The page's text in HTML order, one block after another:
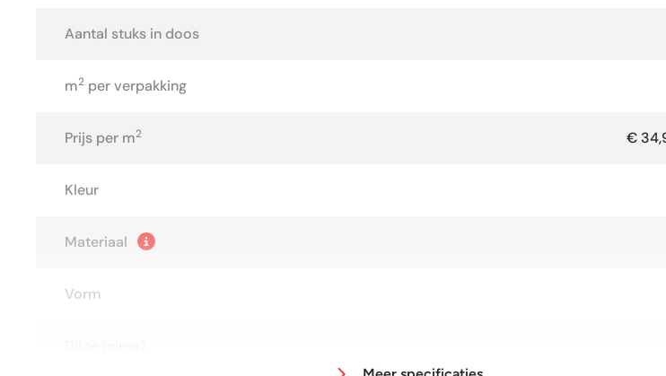
Aantal stuks in doos
m2 per verpakking
Prijs per m2 €
Kleur
Materiaal
Vorm